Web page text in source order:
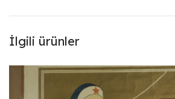
İlgili ürünler